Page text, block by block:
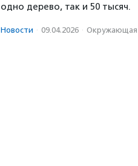
одно дерево, так и 50 тысяч.
Новости · 09.04.2026 · Окружающая